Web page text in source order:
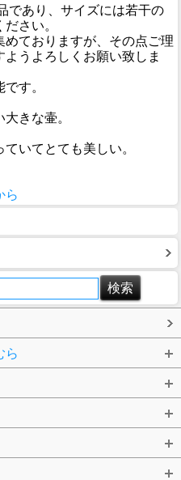
であり、サイズには若干の
さい。
ておりますが、その点ご理
うよろしくお願い致しま
す。
きな壷。
いてとても美しい。
ら
ら